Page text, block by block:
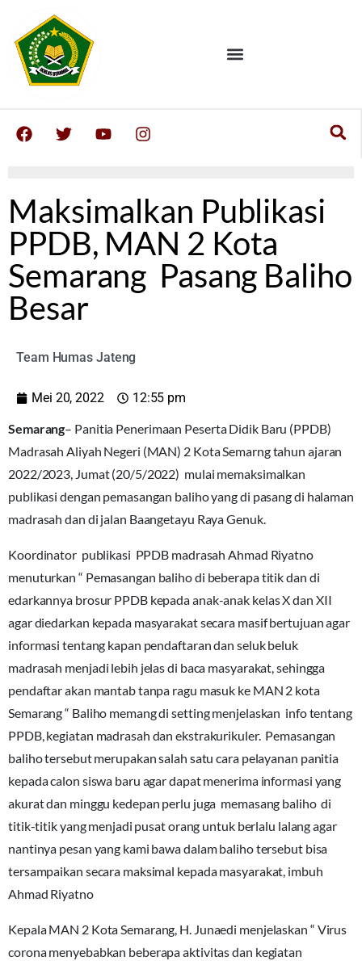
Maksimalkan Publikasi
PPDB, MAN 2 Kota
Semarang Pasang Baliho
Besar
Team Humas Jateng
Mei 20, 2022
12:55 pm
Semarang– Panitia Penerimaan Peserta Didik Baru (PPDB)
Madrasah Aliyah Negeri (MAN) 2 Kota Semarng tahun ajaran
2022/2023, Jumat (20/5/2022) mulai memaksimalkan
publikasi dengan pemasangan baliho yang di pasang di halaman
madrasah dan di jalan Baangetayu Raya Genuk.
Koordinator publikasi PPDB madrasah Ahmad Riyatno
menuturkan “ Pemasangan baliho di beberapa titik dan di
edarkannya brosur PPDB kepada anak-anak kelas X dan XII
agar diedarkan kepada masyarakat secara masif bertujuan agar
informasi tentang kapan pendaftaran dan seluk beluk
madrasah menjadi lebih jelas di baca masyarakat, sehingga
pendaftar akan mantab tanpa ragu masuk ke MAN 2 kota
Semarang “ Baliho memang di setting menjelaskan info tentang
PPDB, kegiatan madrasah dan ekstrakurikuler. Pemasangan
baliho tersebut merupakan salah satu cara pelayanan panitia
kepada calon siswa baru agar dapat menerima informasi yang
akurat dan minggu kedepan perlu juga memasang baliho di
titik-titik yang menjadi pusat orang untuk berlalu lalang agar
nantinya pesan yang kami bawa dalam baliho tersebut bisa
tersampaikan secara maksimal kepada masyarakat, imbuh
Ahmad Riyatno
Kepala MAN 2 Kota Semarang, H. Junaedi menjelaskan “ Virus
corona menyebabkan beberapa aktivitas dan kegiatan